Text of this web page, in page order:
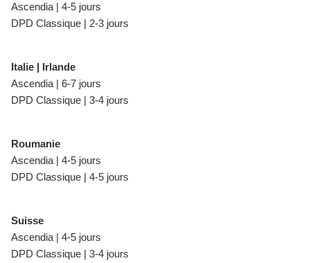
Ascendia | 4-5 jours
DPD Classique | 2-3 jours
Italie | Irlande
Ascendia | 6-7 jours
DPD Classique | 3-4 jours
Roumanie
Ascendia | 4-5 jours
DPD Classique | 4-5 jours
Suisse
Ascendia | 4-5 jours
DPD Classique | 3-4 jours